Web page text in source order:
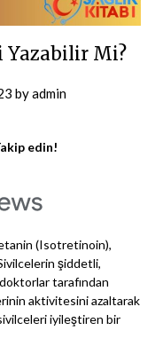
Yazabilir Mi?
byadmin
edin!
(Isotretinoin),
şiddetli,
tarafından
aktivitesini azaltarak
iyileştiren bir